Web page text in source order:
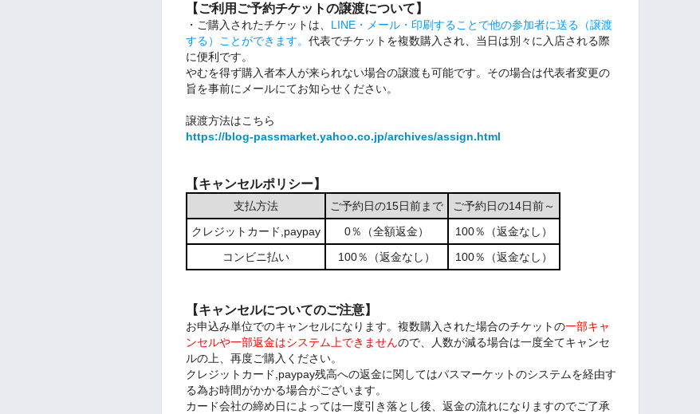
【ご利用ご予約チケットの譲渡について】
・ご購入されたチケットは、 LINE・メール・印刷することで他の参加者に送る（譲渡
する）ことができます。 代表でチケットを複数購入され、当日は別々に入店される際
に便利です。
やむを得ず購入者本人が来られない場合の譲渡も可能です。その場合は代表者変更の
旨を事前にメールにてお知らせください。
譲渡方法はこちら
https://blog-passmarket.yahoo.co.jp/archives/assign.html
【キャンセルポリシー】
支払方法 ご予約日の15日前まで
ご予約日の14日前～
クレジットカード,paypay
0％（全額返金）
100％（返金なし）
コンビニ払い
100％（返金なし） 100％（返金なし）
【キャンセルについてのご注意】
お申込み単位でのキャンセルになります。複数購入された場合のチケットの一部キャ
ンセルや一部返金はシステム上できませんので、人数が減る場合は一度全てキャンセ
ルの上、再度ご購入ください。
クレジットカード,paypay残高への返金に関してはパスマーケットのシステムを経由す
る為お時間がかかる場合がございます。
カード会社の締め日によっては一度引き落とし後、返金の流れになりますのでご了承